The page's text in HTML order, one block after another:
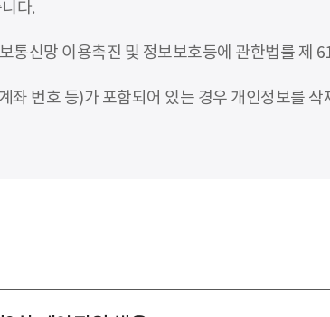
다.
통신망 이용촉진 및 정보보호등에 관한법률 제
번호 등)가 포함되어 있는 경우 개인정보를